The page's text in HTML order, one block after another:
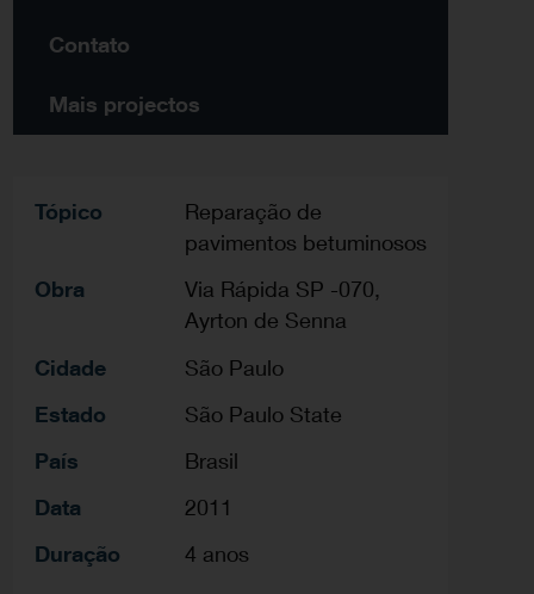
Contato
Mais projectos
Tópico
Reparação de
pavimentos betuminosos
Obra
Via Rápida SP -070,
Ayrton de Senna
Cidade
São Paulo
Estado
São Paulo State
País
Brasil
Data
2011
Duração
4 anos